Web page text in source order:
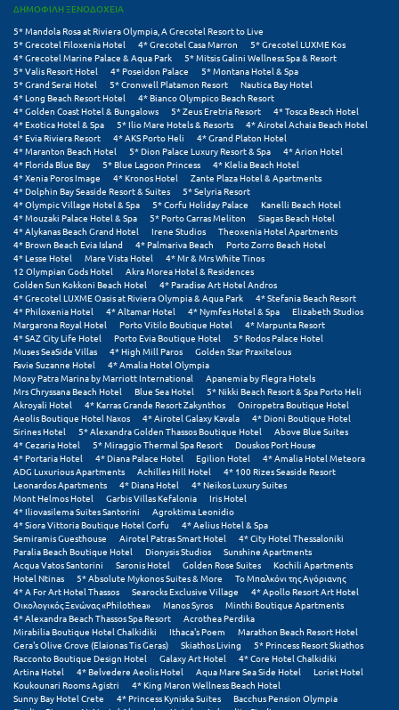
Πάτμος
Πάτρα
Παύλιανη
Πειραιάς
Πελοπόννησος
Πήλιο
Πιερία
Πλαταμώνας
Πλύτρα Λακωνίας
Πόρος
Πόρτο Χέλι
Πρέβεζα
Πύλος
Πύργος
Ρ
Ρέθυμνο
Ρίο
Ρόδος
Σ
Σαλαμίνα
ΔΗΜΟΦΙΛΗ ΞΕΝΟΔΟΧΕΙΑ
5* Mandola Rosa at Riviera Olympia, A Grecotel Resort to Live
5* Grecotel Filoxenia Hotel
4* Grecotel Casa Marron
5* Grecotel LUXME Kos
4* Grecotel Marine Palace & Aqua Park
5* Mitsis Galini Wellness Spa & Resort
5* Valis Resort Hotel
4* Poseidon Palace
5* Montana Hotel & Spa
5* Grand Serai Hotel
5* Cronwell Platamon Resort
Nautica Bay Hotel
4* Long Beach Resort Hotel
4* Bianco Olympico Beach Resort
4* Golden Coast Hotel & Bungalows
5* Zeus Eretria Resort
4* Tosca Beach Hotel
4* Exotica Hotel & Spa
5* Ilio Mare Hotels & Resorts
4* Airotel Achaia Beach Hotel
4* Evia Riviera Resort
4* AKS Porto Heli
4* Grand Platon Hotel
4* Maranton Beach Hotel
5* Dion Palace Luxury Resort & Spa
4* Arion Hotel
4* Florida Blue Bay
5* Blue Lagoon Princess
4* Klelia Beach Hotel
4* Xenia Poros Image
4* Kronos Hotel
Zante Plaza Hotel & Apartments
4* Dolphin Bay Seaside Resort & Suites
5* Selyria Resort
4* Olympic Village Hotel & Spa
5* Corfu Holiday Palace
Kanelli Beach Hotel
4* Mouzaki Palace Hotel & Spa
5* Porto Carras Meliton
Siagas Beach Hotel
4* Alykanas Beach Grand Hotel
Irene Studios
Theoxenia Hotel Apartments
4* Brown Beach Evia Island
4* Palmariva Beach
Porto Zorro Beach Hotel
4* Lesse Hotel
Mare Vista Hotel
4* Mr & Mrs White Tinos
12 Olympian Gods Hotel
Akra Morea Hotel & Residences
Golden Sun Kokkoni Beach Hotel
4* Paradise Art Hotel Andros
4* Grecotel LUXME Oasis at Riviera Olympia & Aqua Park
4* Stefania Beach Resort
4* Philoxenia Hotel
4* Altamar Hotel 4* Nymfes Hotel & Spa
Elizabeth Studios
Margarona Royal Hotel
Porto Vitilo Boutique Hotel
4* Marpunta Resort
4* SAZ City Life Hotel
Porto Evia Boutique Hotel
5* Rodos Palace Hotel
Muses SeaSide Villas
4* High Mill Paros
Golden Star Praxitelous
Favie Suzanne Hotel
4* Amalia Hotel Olympia
Moxy Patra Marina by Marriott International
Apanemia by Flegra Hotels
Mrs Chryssana Beach Hotel
Blue Sea Hotel
5* Nikki Beach Resort & Spa Porto Heli
Akroyali Hotel
4* Karras Grande Resort Zakynthos
Oniropetra Boutique Hotel
Aeolis Boutique Hotel Naxos
4* Airotel Galaxy Kavala
4* Dioni Boutique Hotel
Sirines Hotel
5* Alexandra Golden Thassos Boutique Hotel
Above Blue Suites
4* Cezaria Hotel
5* Miraggio Thermal Spa Resort
Douskos Port House
4* Portaria Hotel
4* Diana Palace Hotel Egilion Hotel
4* Amalia Hotel Meteora
ADG Luxurious Apartments
Achilles Hill Hotel
4* 100 Rizes Seaside Resort
Leonardos Apartments
4* Diana Hotel
4* Neikos Luxury Suites
Mont Helmos Hotel
Garbis Villas Kefalonia
Iris Hotel
4* Iliovasilema Suites Santorini
Agroktima Leonidio
4* Siora Vittoria Boutique Hotel Corfu
4* Aelius Hotel & Spa
Semiramis Guesthouse
Airotel Patras Smart Hotel
4* City Hotel Thessaloniki
Paralia Beach Boutique Hotel
Dionysis Studios
Sunshine Apartments
Acqua Vatos Santorini
Saronis Hotel Golden Rose Suites
Kochili Apartments
Hotel Ntinas
5* Absolute Mykonos Suites & More
Το Μπαλκόνι της Αγόριανης
4* A For Art Hotel Thassos
Searocks Exclusive Village
4* Apollo Resort Art Hotel
Οικολογικός Ξενώνας «Philothea»
Manos Syros
Minthi Boutique Apartments
4* Alexandra Beach Thassos Spa Resort
Acrothea Perdika
Mirabilia Boutique Hotel Chalkidiki
Ithaca's Poem
Marathon Beach Resort Hotel
Gera's Olive Grove (Elaionas Tis Geras)
Skiathos Living
5* Princess Resort Skiathos
Racconto Boutique Design Hotel
Galaxy Art Hotel
4* Core Hotel Chalkidiki
Artina Hotel
4* Belvedere Aeolis Hotel Aqua Mare Sea Side Hotel
Loriet Hotel
Koukounari Rooms Agistri
4* King Maron Wellness Beach Hotel
Sunny Bay Hotel Crete
4* Princess Kyniska Suites
Bacchus Pension Olympia